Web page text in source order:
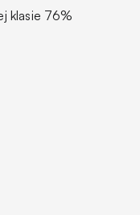
klasie 76%